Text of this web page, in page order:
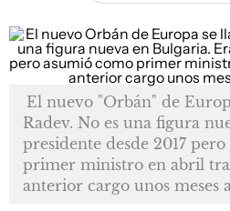
El nuevo "Orbán" de
Radev. No es una figura
presidente desde 2017
primer ministro en abril
anterior cargo unos meses